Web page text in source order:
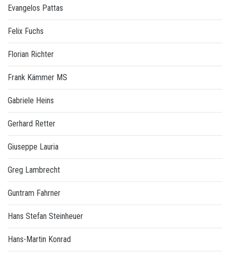
Evangelos Pattas
Felix Fuchs
Florian Richter
Frank Kämmer MS
Gabriele Heins
Gerhard Retter
Giuseppe Lauria
Greg Lambrecht
Guntram Fahrner
Hans Stefan Steinheuer
Hans-Martin Konrad